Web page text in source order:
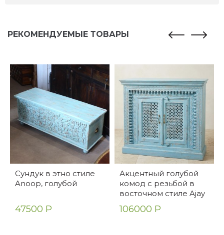
РЕКОМЕНДУЕМЫЕ ТОВАРЫ
Сундук в этно стиле
Anoop, голубой
47500 Р
Акцентный голубой
комод с резьбой в
восточном стиле Ajay
106000 Р